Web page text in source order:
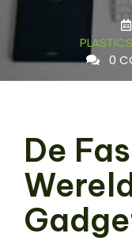
0
De